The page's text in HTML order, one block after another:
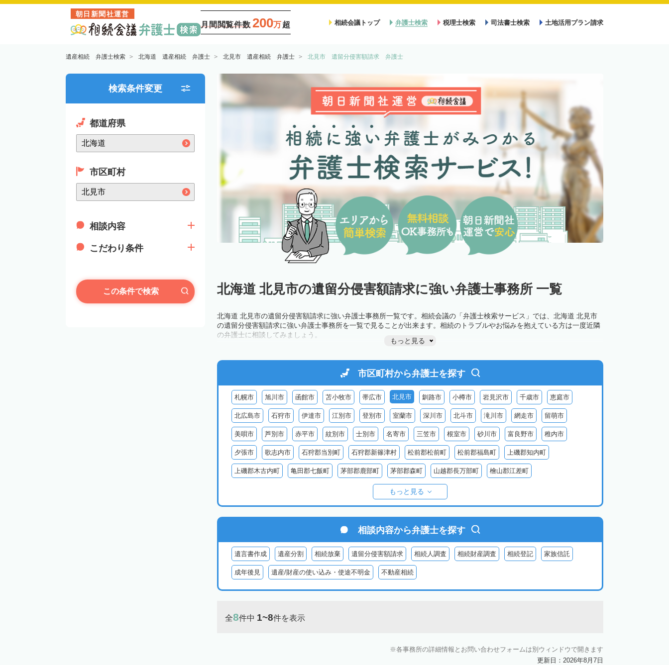
朝日新聞社運営
月間閲覧件数 200万超 相続会議トップ 弁護士検索 税理士検索 司法書士検索 土地活用プラン請求
遺産相続 弁護士検索 北海道 遺産相続 弁護士 北見市 遺産相続 弁護士 北見市 遺留分侵害額請求 弁護士
検索条件変更
都道府県
市区町村
相談内容
こだわり条件
この条件で検索 北海道 北見市の遺留分侵害額請求に強い弁護士事務所 一覧
北海道 北見市の遺留分侵害額請求に強い弁護士事務所一覧です。相続会議の「弁護士検索サービス」では、北海道 北見市
の遺留分侵害額請求に強い弁護士事務所を一覧で見ることが出来ます。相続のトラブルやお悩みを抱えている方は一度近隣
の弁護士に相談してみましょう。
もっと見る
市区町村から弁護士を探す
札幌市 旭川市 函館市 苫小牧市 帯広市 北見市 釧路市 小樽市 岩見沢市 千歳市 恵庭市
北広島市 石狩市 伊達市 江別市 登別市 室蘭市 深川市 北斗市 滝川市 網走市 留萌市
美唄市 芦別市 赤平市 紋別市 士別市 名寄市 三笠市 根室市 砂川市 富良野市 稚内市
夕張市 歌志内市 石狩郡当別町 石狩郡新篠津村 松前郡松前町 松前郡福島町 上磯郡知内町
上磯郡木古内町 亀田郡七飯町 茅部郡鹿部町 茅部郡森町 山越郡長万部町 檜山郡江差町
奥尻郡奥尻町
島牧郡島牧村 寿都郡寿都町 寿都郡黒松内町 磯谷郡蘭越町 虻田郡ニセコ町 虻田郡倶知安町
虻田郡喜茂別町 虻田郡京極町 虻田郡豊浦町
岩内郡共和町 岩内郡岩内町 二海郡八雲町 古宇郡泊村 古宇郡神恵内村 古平郡古平町 積丹郡積丹町
余市郡仁木町 余市郡余市町 余市郡赤井川村 空知郡南幌町 空知郡奈井江町 空知郡上砂川町
空知郡上富良野町 空知郡中富良野町 空知郡南富良野町
雨竜郡北竜町 雨竜郡沼田町
上川郡下川町 上川郡新得町 上川郡清水町 中川郡本別町
もっと見る
相談内容から弁護士を探す
遺言書作成 遺産分割 相続放棄 遺留分侵害額請求 相続人調査 相続財産調査 相続登記 家族信託
成年後見 遺産/財産の使い込み・使途不明金 不動産相続
全8件中 1~8件を表示
各事務所の詳細情報とお問い合わせフォームは別ウィンドウで開きます
更新日：2026年8月7日